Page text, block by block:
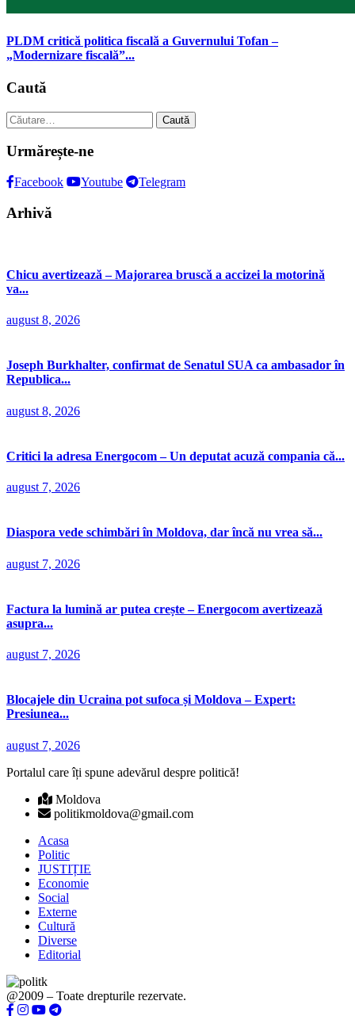
PLDM critică politica fiscală a Guvernului Tofan –
„Modernizare fiscală”...
Caută
Caută
după:
Urmărește-ne
Facebook Youtube Telegram
Arhivă
Chicu avertizează – Majorarea bruscă a accizei la motorină
va...
august 8, 2026
Joseph Burkhalter, confirmat de Senatul SUA ca ambasador în
Republica...
august 8, 2026
Critici la adresa Energocom – Un deputat acuză compania că...
august 7, 2026
Diaspora vede schimbări în Moldova, dar încă nu vrea să...
august 7, 2026
Factura la lumină ar putea crește – Energocom avertizează
asupra...
august 7, 2026
Blocajele din Ucraina pot sufoca și Moldova – Expert:
Presiunea...
august 7, 2026
Portalul care îți spune adevărul despre politică!
Moldova
politikmoldova@gmail.com
Acasa
Politic
JUSTIȚIE
Economie
Social
Externe
Cultură
Diverse
Editorial
@2009 – Toate drepturile rezervate.